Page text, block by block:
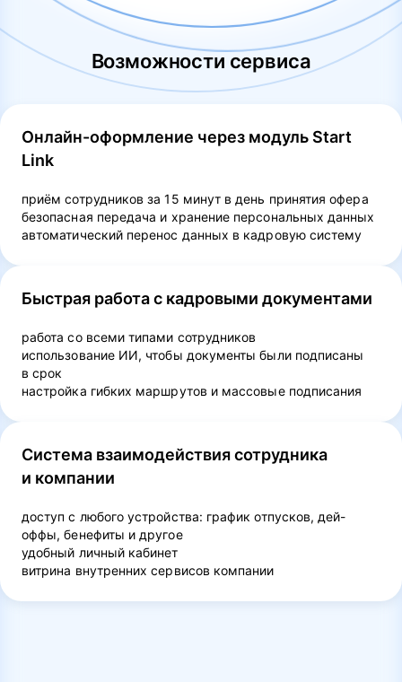
Возможности сервиса
Онлайн-оформление через модуль Start
Link
приём сотрудников за 15 минут в день принятия офера
безопасная передача и хранение персональных данных
автоматический перенос данных в кадровую систему
Быстрая работа с кадровыми документами
работа со всеми типами сотрудников
использование ИИ, чтобы документы были подписаны
в срок
настройка гибких маршрутов и массовые подписания
Система взаимодействия сотрудника
и компании
доступ с любого устройства: график отпусков, дей-
оффы, бенефиты и другое
удобный личный кабинет
витрина внутренних сервисов компании